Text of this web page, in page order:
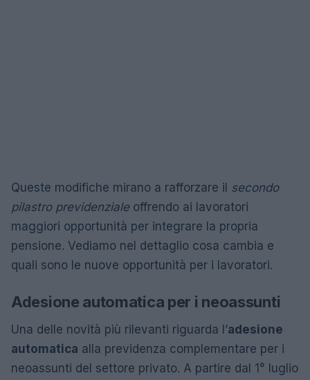
Queste modifiche mirano a rafforzare il secondo
pilastro previdenzialeoffrendo ai lavoratori
maggiori opportunità per integrare la propria
pensione. Vediamo nel dettaglio cosa cambia e
quali sono le nuove opportunità per i lavoratori.
Adesione automatica per i neoassunti
Una delle novità più rilevanti riguarda l’adesione
automatica alla previdenza complementare per i
neoassunti del settore privato. A partire dal 1° luglio